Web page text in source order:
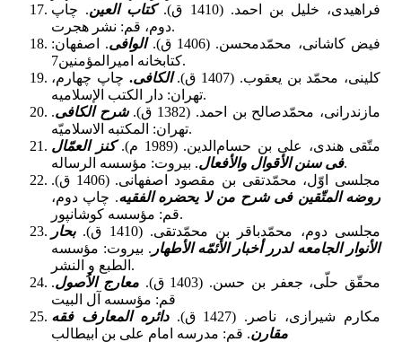
فراهیدی، خلیل بن احمد. (1410 ق).
کتاب العین. چاپ
دوم، قم: نشر هجرت.
فیض کاشانی، محمّدمحسن. (1406 ق).
الوافی. اصفهان:
کتابخانه امیرالمؤمنین7.
کلینی، محمّد بن یعقوب. (1407 ق).
الکافى. چاپ چهارم،
تهران: دار الکتب الإسلامیه.
مازندرانی، محمّدصالح بن احمد. (1382 ق).
شرح الکافی.
تهران: المکتبه الاسلامیّه.
متّقی هندی، علی بن حسام‌الدین. (1989 م).
کنز العمّال
فی سنن الأقوال والأفعال. بیروت: مؤسسه الرساله.
مجلسی اوّل، محمّدتقى بن مقصود اصفهانی. (1406 ق).
روضهالمتّقین فی شرح من لا یحضره الفقیه. چاپ دوم،
قم: مؤسسه کوشانپور.
مجلسی دوم، محمّدباقر بن محمّدتقى. (1410 ق).
بحار
الأنوار الجامعه لدرر أخبار الأئمّه الأطهار . بیروت: مؤسسه
الطبع و النشر.
محقّق حلّی، جعفر بن حسن. (1403 ق).
معارج الاُصول.
قم: مؤسسه آل البیت
مکارم شیرازى، ناصر. (1427 ق‌).
دائره المعارف فقه
مقارن. قم: مدرسه امام على بن ابیطالب